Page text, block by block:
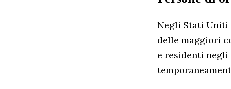
Negli Stati Uniti
delle maggiori
e residenti negli